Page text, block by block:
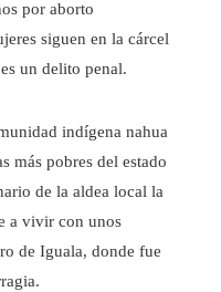
por aborto
siguen en la cárcel
un delito penal.
indígena nahua
más pobres del estado
de la aldea local la
a vivir con unos
de Iguala, donde fue